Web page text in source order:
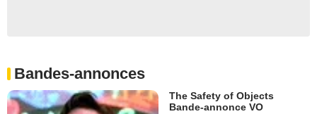
Bandes-annonces
The Safety of Objects
Bande-annonce VO